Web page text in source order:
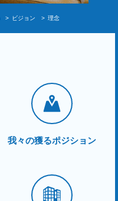
> ビジョン > 理念
我々の獲るポジション